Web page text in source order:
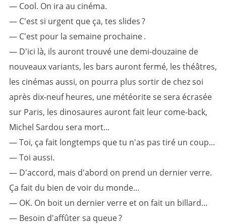
— Cool. On ira au cinéma.
— C'est si urgent que ça, tes slides ?
— C'est pour la semaine prochaine .
— D'ici là, ils auront trouvé une demi-douzaine de
nouveaux variants, les bars auront fermé, les théâtres,
les cinémas aussi, on pourra plus sortir de chez soi
après dix-neuf heures, une météorite se sera écrasée
sur Paris, les dinosaures auront fait leur come-back,
Michel Sardou sera mort...
— Toi, ça fait longtemps que tu n'as pas tiré un coup...
— Toi aussi.
— D'accord, mais d'abord on prend un dernier verre.
Ça fait du bien de voir du monde...
— OK. On boit un dernier verre et on fait un billard...
— Besoin d'affûter sa queue ?